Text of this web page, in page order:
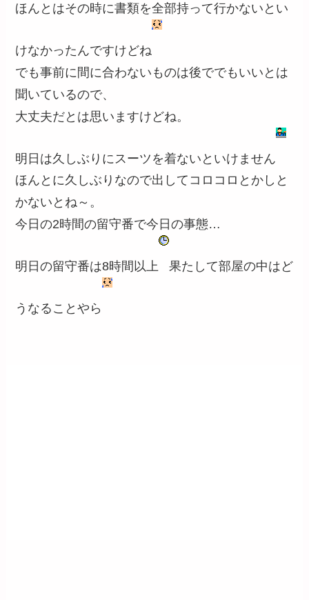
ほんとはその時に書類を全部持って行かないとい
けなかったんですけどね
でも事前に間に合わないものは後ででもいいとは
聞いているので、
大丈夫だとは思いますけどね。
明日は久しぶりにスーツを着ないといけません
ほんとに久しぶりなので出してコロコロとかしと
かないとね～。
今日の2時間の留守番で今日の事態…
明日の留守番は8時間以上 果たして部屋の中はど
うなることやら